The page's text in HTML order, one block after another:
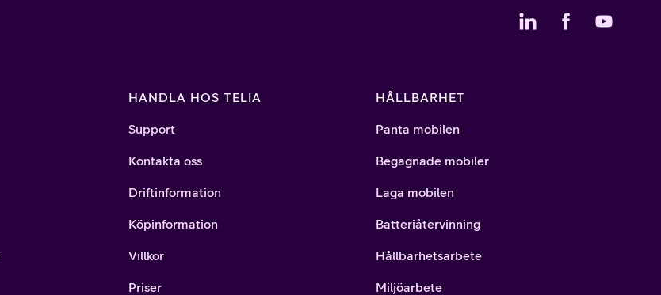
HANDLA HOS TELIA
Support
Kontakta oss
Driftinformation
Köpinformation
Villkor
Priser
HÅLLBARHET
Panta mobilen
Begagnade mobiler
Laga mobilen
Batteriåtervinning
Hållbarhetsarbete
Miljöarbete